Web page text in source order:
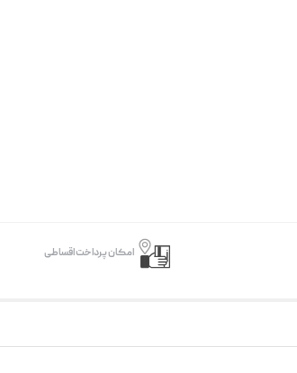
امکان پرداخت اقساطی